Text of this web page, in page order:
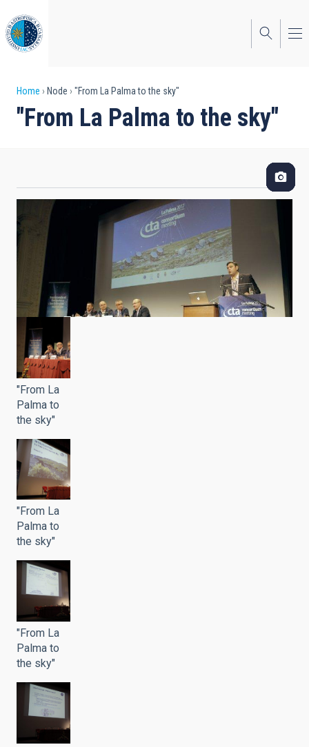
to
main
content
Breadcrumb
Home Node "From La Palma to the sky"
"From La Palma to the sky"
"From La
Palma to
the sky"
"From La
Palma to
the sky"
"From La
Palma to
the sky"